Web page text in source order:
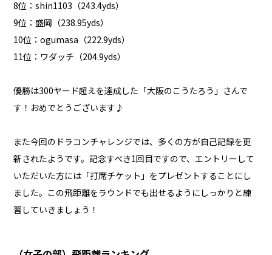
8位：shin1103（243.4yds）
9位：盛岡（238.95yds）
10位：ogumasa（222.9yds）
11位：ワダッチ（204.9yds）
優勝は300ヤード超えを達成した「大阪のこうたろう」さんで
す！おめでとうございます♪
また今回のドラコンチャレンジでは、多くの方が自己記録を更
新されたようです。記念すべき1回目ですので、エントリーして
いただいた方には「打席チケット」をプレゼントすることにし
ました。この飛距離をラウンドでも出せるようにしっかりと練
習していきましょう！